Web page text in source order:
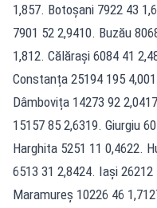
1,857. Botoșani 7922 43
7901 52 2,9410. Buzău
1,812. Călărași 6084 41
Constanța 25194 195
Dâmbovița 14273 92
15157 85 2,6319. Giurgiu
Harghita 5251 11 0,4622.
6513 31 2,8424. Iași
Maramureș 10226 46